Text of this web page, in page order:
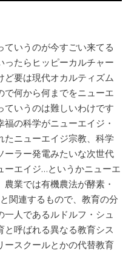
いうのが今すごい来てる
たらヒッピーカルチャー
要は現代オカルティズム
で何から何までをニューエ
ていうのは難しいわけです
の科学がニューエイジ・
たニューエイジ宗教、科学
ーラー発電みたいな次世代
ーエイジ…というかニューエ
業では有機農法が酵素・
関連するもので、教育の分
人であるルドルフ・シュ
と呼ばれる異なる教育シス
ースクールとかの代替教育